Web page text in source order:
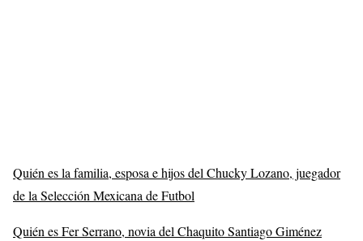
Quién es la familia, esposa e hijos del Chucky Lozano, juegador
de la Selección Mexicana de Futbol
Quién es Fer Serrano, novia del Chaquito Santiago Giménez